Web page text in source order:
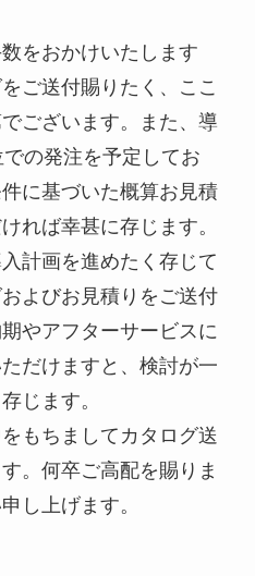
をおかけいたします
ご送付賜りたく、ここ
ございます。また、導
の発注を予定してお
に基づいた概算お見積
れば幸甚に存じます。
計画を進めたく存じて
よびお見積りをご送付
やアフターサービスに
だけますと、検討が一
じます。
もちましてカタログ送
。何卒ご高配を賜りま
し上げます。